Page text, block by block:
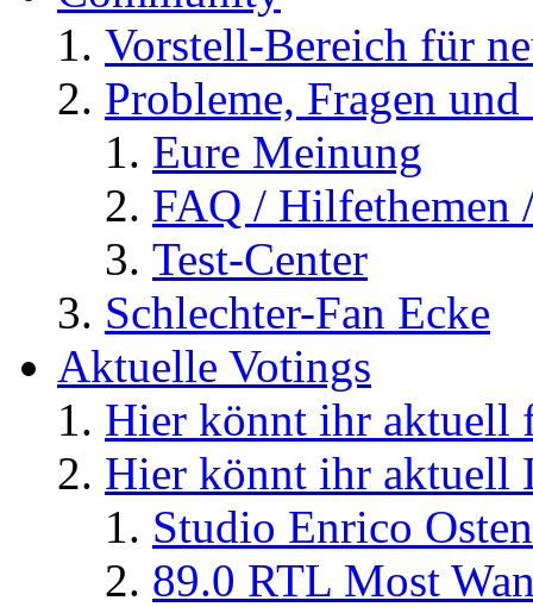
Vorstell-Bereich für
Probleme, Fragen
Eure Meinung
FAQ / Hilfethemen
Test-Center
Schlechter-Fan Ecke
Aktuelle Votings
Hier könnt ihr aktuell
Hier könnt ihr aktuell
Studio Enrico
89.0 RTL Most